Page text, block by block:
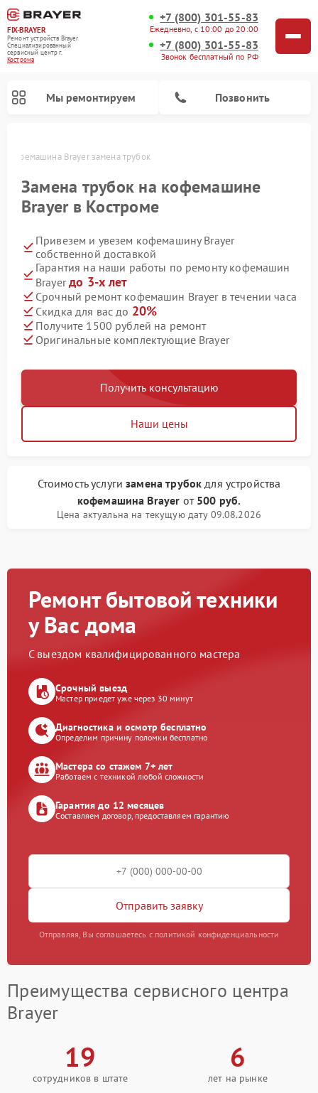
FIX-BRAYER
Ремонт устройств Brayer
Специализированный
cервисный центр г.
Кострома
+7 (800) 301-55-83
Ежедневно, с 10:00 до 20:00
+7 (800) 301-55-83
Звонок бесплатный по РФ
Мы ремонтируем Позвонить
Кофемашина Brayer замена трубок
Замена трубок на кофемашине
Brayer в Костроме
Привезем и увезем кофемашину Brayer
собственной доставкой
Гарантия на наши работы по ремонту кофемашин
Brayerдо 3-х лет
Срочный ремонт кофемашин Brayer в течении часа
Скидка для вас до 20%
Получите 1500 рублей на ремонт
Оригинальные комплектующие Brayer
Получить консультацию
Наши цены
Стоимость услугизамена трубок для устройства
кофемашина Brayer от 500 руб.
Цена актуальна на текущую дату 09.08.2026
Ремонт бытовой техники
у Вас дома
С выездом квалифицированного мастера
Срочный выезд
Мастер приедет уже через 30 минут
Диагностика и осмотр бесплатно
Определим причину поломки бесплатно
Мастера со стажем 7+ лет
Работаем с техникой любой сложности
Гарантия до 12 месяцев
Составляем договор, предоставляем гарантию
Отправить заявку
Отправляя, Вы соглашаетесь с политикой конфиденциальности
Преимущества сервисного центра
Brayer
19
сотрудников в штате
6
лет на рынке